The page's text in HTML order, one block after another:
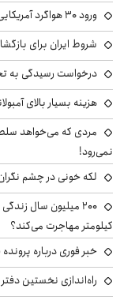
ورود ۳۰ هواگرد آمریکایی به خاک ایران قبل از حمله به بیت رهبری؟
شروط ایران برای
درخواست رسیدگی به
هزینه بسیار بالای
مردی که می‌خواهد
نمی‌رود!
لکه خونی در چشم
کیلومتر مهاجرت می‌کند؟
خبر فوری درباره
راه‌اندازی نخستین